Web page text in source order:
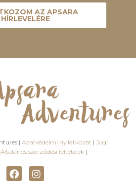
AZ APSARA
HÍRLEVELÉRE
| Adatvédelmi nyilatkozat | Jogi
Általános szerződési feltételek |